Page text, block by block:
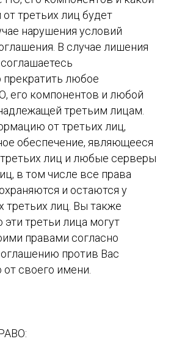
третьих лиц будет
нарушения условий
В случае лишения
любое
его компонентов и любой
третьим лицам.
от третьих лиц,
обеспечение, являющееся
лиц и любые серверы
в том числе все права
и остаются у
третьих лиц. Вы также
эти третьи лица могут
правами согласно
против Вас
своего имени.